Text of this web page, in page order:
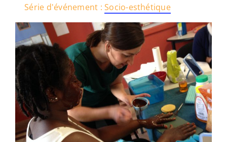
Série d'événement :Socio-esthétique